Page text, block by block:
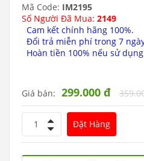
Mã Code: IM2195
Số Người Đã Mua: 2149
Cam kết chính hãng 100%.
Đổi trả miễn phí trong 7
Hoàn tiền 100% nếu sử
Giá bán: 299.000 đ
1 Đặt Hàng